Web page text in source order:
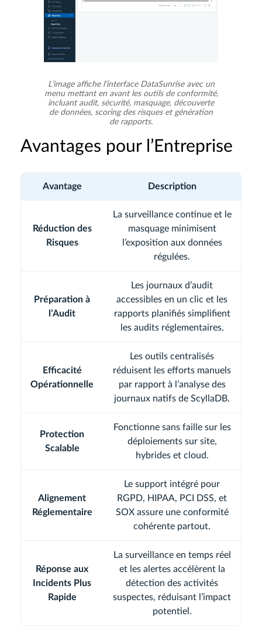
L’image affiche l’interface DataSunrise avec un
menu mettant en avant les outils de conformité,
incluant audit, sécurité, masquage, découverte
de données, scoring des risques et génération
de rapports.
Avantages pour l’Entreprise
Avantage Description
Réduction des
Risques
La surveillance continue et le
masquage minimisent
l’exposition aux données
régulées.
Préparation à
l’Audit
Les journaux d’audit
accessibles en un clic et les
rapports planifiés simplifient
les audits réglementaires.
Efficacité
Opérationnelle
Les outils centralisés
réduisent les efforts manuels
par rapport à l’analyse des
journaux natifs de ScyllaDB.
Protection
Scalable
Fonctionne sans faille sur les
déploiements sur site,
hybrides et cloud.
Alignement
Réglementaire
Le support intégré pour
RGPD, HIPAA, PCI DSS, et
SOX assure une conformité
cohérente partout.
Réponse aux
Incidents Plus
Rapide
La surveillance en temps réel
et les alertes accélèrent la
détection des activités
suspectes, réduisant l’impact
potentiel.